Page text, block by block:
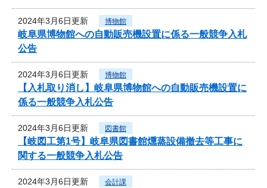
2024年3月6日更新 博物館
岐阜県博物館への自動販売機設置に係る一般競争入札
公告
2024年3月6日更新 博物館
【入札取り消し】岐阜県博物館への自動販売機設置に
係る一般競争入札公告
2024年3月6日更新 図書館
【岐図工第1号】岐阜県図書館燻蒸設備撤去等工事に
関する一般競争入札公告
2024年3月6日更新 会計課